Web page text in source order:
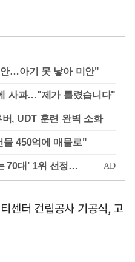
…아기 못 낳아 미안"
사과…"제가 틀렸습니다"
, UDT 훈련 완벽 소화
물 450억에 매물로"
센터 건립공사 기공식, 고